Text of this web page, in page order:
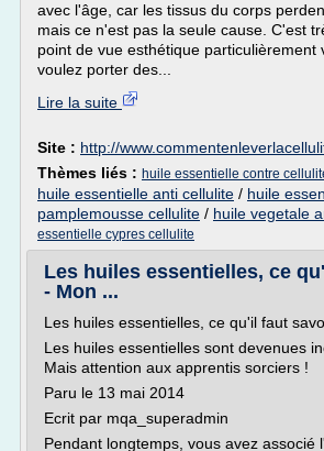
avec l'âge, car les tissus du corps
mais ce n'est pas la seule cause. C'est
point de vue esthétique particulièrement
voulez porter des...
Lire la suite
Site : http://
Thèmes liés : huile essentielle contre
huile essentielle anti cellulite / huile
pamplemousse cellulite / huile vegetale
essentielle cypres cellulite
Les huiles essentielles, ce
- Mon ...
Les huiles essentielles, ce qu'il faut
Les huiles essentielles sont devenues
Mais attention aux apprentis sorciers !
Paru le 13 mai 2014
Ecrit par mqa_superadmin
Pendant longtemps, vous avez associé